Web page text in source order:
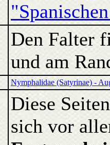
Den Falter
und am
Nymphalidae (Satyrinae) -
Diese
sich vor